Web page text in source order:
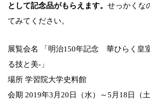
として記念品がもらえます。 せっかくな
てみてください。
展覧会名 「明治150年記念 華ひらく皇
る技と美-」
場所 学習院大学史料館
会期 2019年3月20日（水）～5月18日（土